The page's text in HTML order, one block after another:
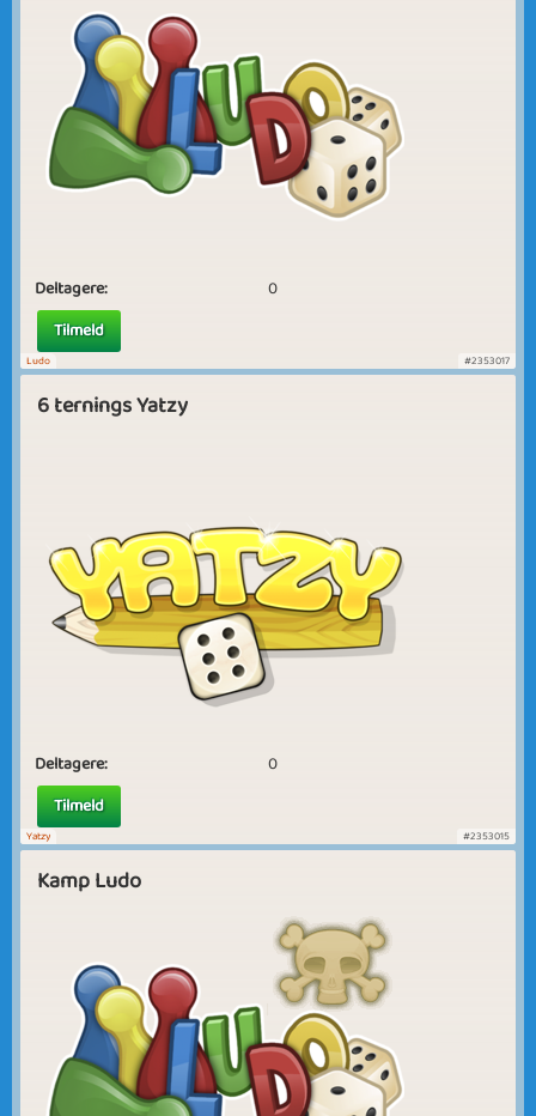
Deltagere:
0
Tilmeld
Ludo #2353017
6 ternings Yatzy
Deltagere:
0
Tilmeld
Yatzy #2353015
Kamp Ludo